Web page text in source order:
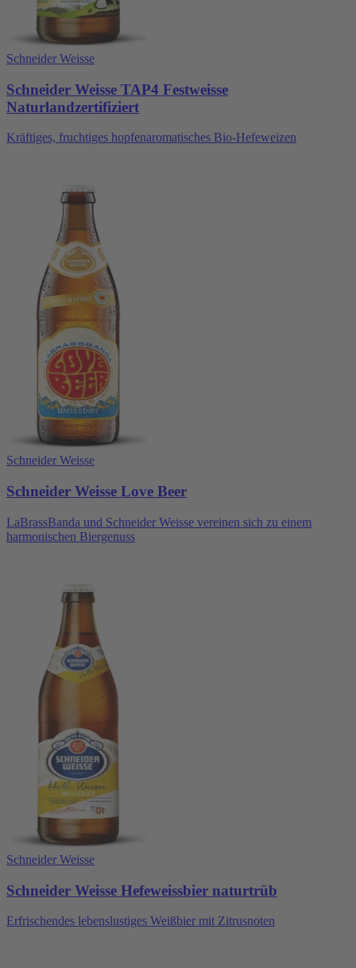
Schneider Weisse
Schneider Weisse TAP4 Festweisse
Naturlandzertifiziert
Kräftiges, fruchtiges hopfenaromatisches Bio-Hefeweizen
Schneider Weisse
Schneider Weisse Love Beer
LaBrassBanda und Schneider Weisse vereinen sich zu einem
harmonischen Biergenuss
Schneider Weisse
Schneider Weisse Hefeweissbier naturtrüb
Erfrischendes lebenslustiges Weißbier mit Zitrusnoten